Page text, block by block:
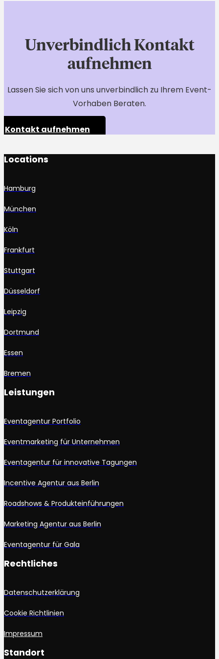
Unverbindlich Kontakt
aufnehmen
Lassen Sie sich von uns unverbindlich zu Ihrem Event-
Vorhaben Beraten.
Kontakt aufnehmen
Locations
Hamburg
München
Köln
Frankfurt
Stuttgart
Düsseldorf
Leipzig
Dortmund
Essen
Bremen
Leistungen
Eventagentur Portfolio
Eventmarketing für Unternehmen
Eventagentur für innovative Tagungen
Incentive Agentur aus Berlin
Roadshows & Produkteinführungen
Marketing Agentur aus Berlin
Eventagentur für Gala
Rechtliches
Datenschutzerklärung
Cookie Richtlinien
Impressum
Standort